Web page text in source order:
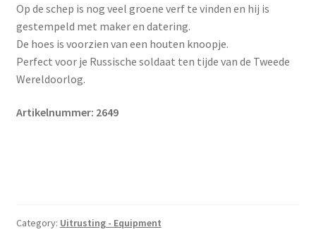
Op de schep is nog veel groene verf te vinden en hij is
gestempeld met maker en datering.
De hoes is voorzien van een houten knoopje.
Perfect voor je Russische soldaat ten tijde van de Tweede
Wereldoorlog.
Artikelnummer: 2649
Category: Uitrusting - Equipment